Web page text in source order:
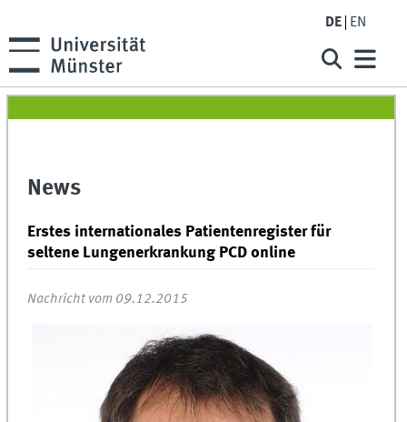
DE EN
News
Erstes internationales Patientenregister für
seltene Lungenerkrankung PCD online
Nachricht vom 09.12.2015